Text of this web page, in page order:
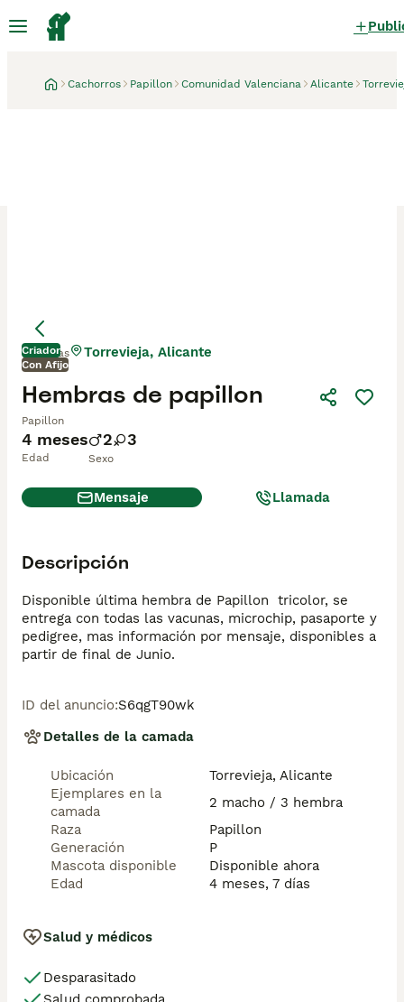
Cachorros Papillon Comunidad Valenciana Alicante
Criador
Con Afijo
4 meses
Edad
2 3
Sexo
Hembras de papillon
Papillon
3 días Torrevieja, Alicante
Mensaje Llamada
Descripción
Disponible última hembra de Papillon  tricolor, se
entrega con todas las vacunas, microchip, pasaporte y
pedigree, mas información por mensaje, disponibles a
partir de final de Junio.
ID del anuncio:S6qgT90wk
Detalles de la camada
Ubicación
Torrevieja, Alicante
Ejemplares en la
camada
2 macho / 3 hembra
Raza
Papillon
Generación
P
Mascota disponible
Disponible ahora
Edad
4 meses, 7 días
Salud y médicos
Desparasitado